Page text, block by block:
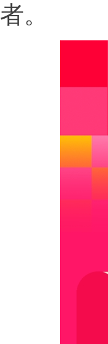
者。